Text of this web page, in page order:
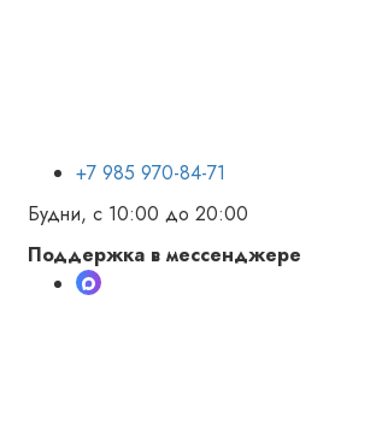
+7 985 970-84-71
Будни, с 10:00 до 20:00
Поддержка в мессенджере